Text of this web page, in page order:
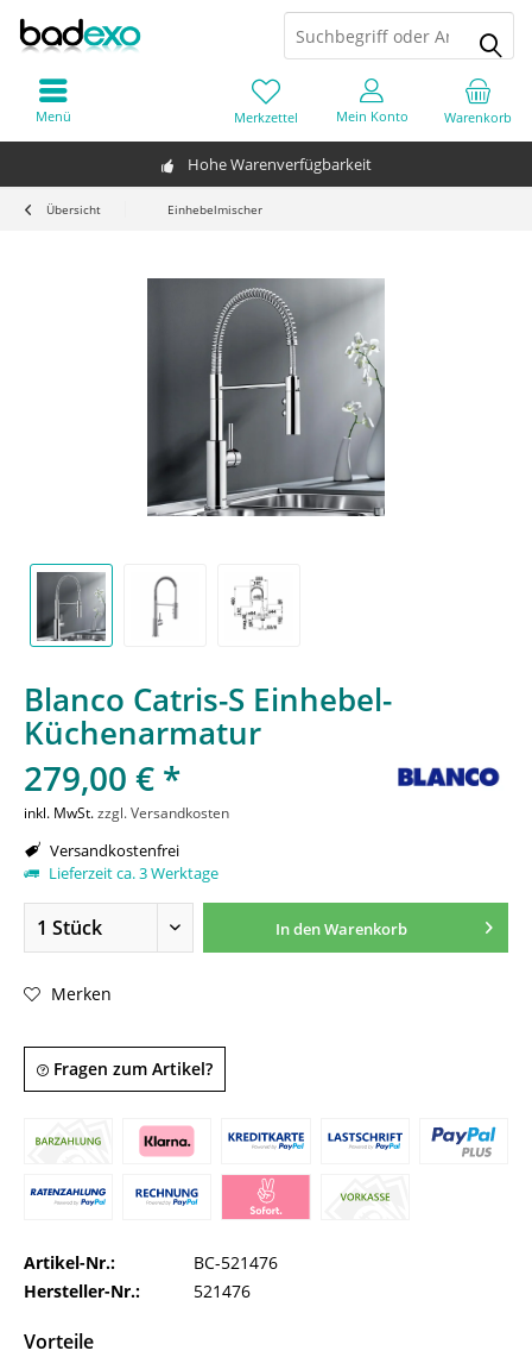
Hohe Warenverfügbarkeit
Warenkorb
Merkzettel Mein Konto
Menü
Übersicht Einhebelmischer
Blanco Catris-S Einhebel-
Küchenarmatur
279,00 € *
inkl. MwSt.zzgl. Versandkosten
Versandkostenfrei
Lieferzeit ca. 3 Werktage
In denWarenkorb
Merken
Fragen zum Artikel?
Artikel-Nr.:
BC-521476
Hersteller-Nr.:
521476
Vorteile